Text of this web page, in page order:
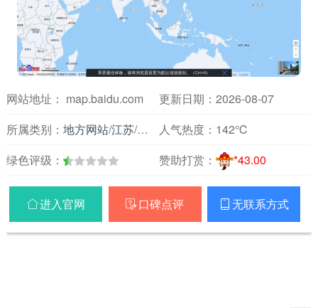
网站地址： map.baidu.com
更新日期：2026-08-07
所属类别： 地方网站/江苏/交通地图人气热度： 142℃
绿色评级：
赞助打赏： *43.00
进入官网  口碑点评  无联系方式